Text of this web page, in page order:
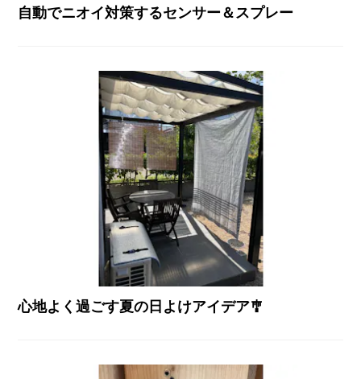
自動でニオイ対策するセンサー＆スプレー
心地よく過ごす夏の日よけアイデア🎐